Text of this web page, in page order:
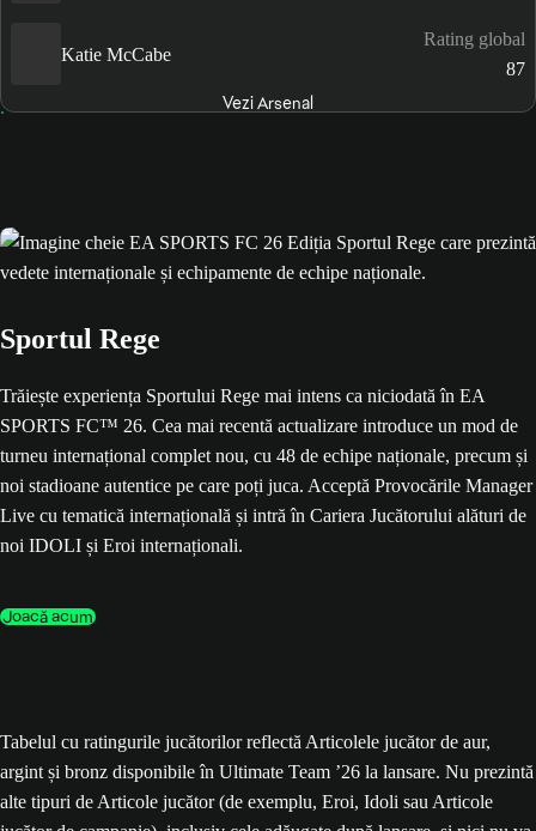
Katie McCabe
Rating global
87
Vezi Arsenal
Sportul Rege
Trăiește experiența Sportului Rege mai intens ca niciodată în EA
SPORTS FC™ 26. Cea mai recentă actualizare introduce un mod de
turneu internațional complet nou, cu 48 de echipe naționale, precum și
noi stadioane autentice pe care poți juca. Acceptă Provocările Manager
Live cu tematică internațională și intră în Cariera Jucătorului alături de
noi IDOLI și Eroi internaționali.
Joacă acum
Tabelul cu ratingurile jucătorilor reflectă Articolele jucător de aur,
argint și bronz disponibile în Ultimate Team ’26 la lansare. Nu prezintă
alte tipuri de Articole jucător (de exemplu, Eroi, Idoli sau Articole